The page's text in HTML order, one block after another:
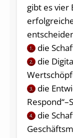
gibt es vier
1. die
2.
die
3.
die
4.
die